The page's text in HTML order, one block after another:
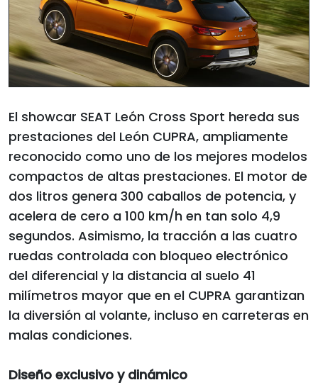
El showcar SEAT León Cross Sport hereda sus
prestaciones del León CUPRA, ampliamente
reconocido como uno de los mejores modelos
compactos de altas prestaciones. El motor de
dos litros genera 300 caballos de potencia, y
acelera de cero a 100 km/h en tan solo 4,9
segundos. Asimismo, la tracción a las cuatro
ruedas controlada con bloqueo electrónico
del diferencial y la distancia al suelo 41
milímetros mayor que en el CUPRA garantizan
la diversión al volante, incluso en carreteras en
malas condiciones.
Diseño exclusivo y dinámico